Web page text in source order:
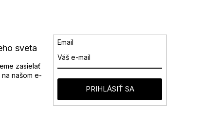
sveta
zasielať
našom e-
Email
PRIHLÁSIŤ SA